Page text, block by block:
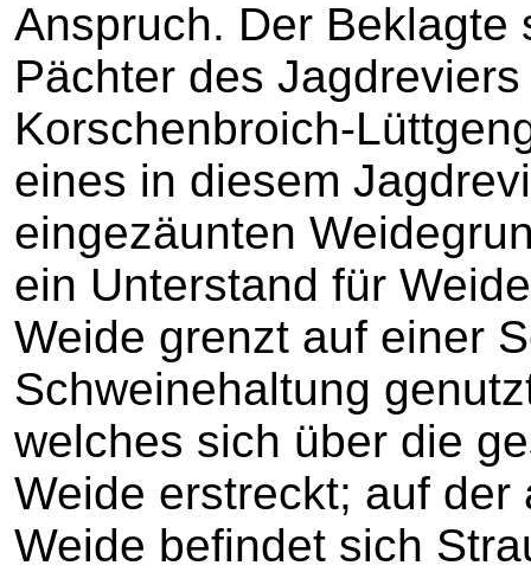
Anspruch. Der Beklagte
Pächter des
Korschenbroich-
eines in diesem
eingezäunten
ein Unterstand für
Weide grenzt auf einer
Schweinehaltung
welches sich über die
Weide erstreckt; auf
Weide befindet sich